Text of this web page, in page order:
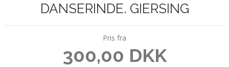
DANSERINDE. GIERSING
Pris fra
300,00 DKK